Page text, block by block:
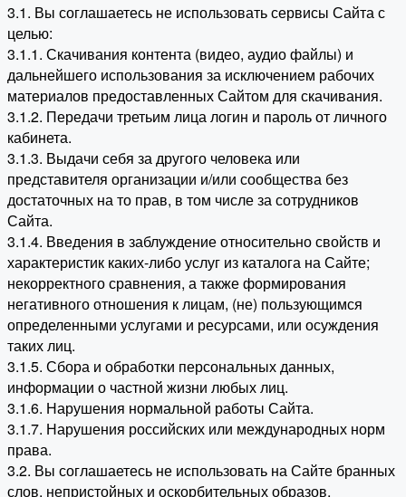
3.1. Вы соглашаетесь не использовать сервисы Сайта с
целью:
3.1.1. Скачивания контента (видео, аудио файлы) и
дальнейшего использования за исключением рабочих
материалов предоставленных Сайтом для скачивания.
3.1.2. Передачи третьим лица логин и пароль от личного
кабинета.
3.1.3. Выдачи себя за другого человека или
представителя организации и/или сообщества без
достаточных на то прав, в том числе за сотрудников
Сайта.
3.1.4. Введения в заблуждение относительно свойств и
характеристик каких-либо услуг из каталога на Сайте;
некорректного сравнения, а также формирования
негативного отношения к лицам, (не) пользующимся
определенными услугами и ресурсами, или осуждения
таких лиц.
3.1.5. Сбора и обработки персональных данных,
информации о частной жизни любых лиц.
3.1.6. Нарушения нормальной работы Сайта.
3.1.7. Нарушения российских или международных норм
права.
3.2. Вы соглашаетесь не использовать на Сайте бранных
слов, непристойных и оскорбительных образов,